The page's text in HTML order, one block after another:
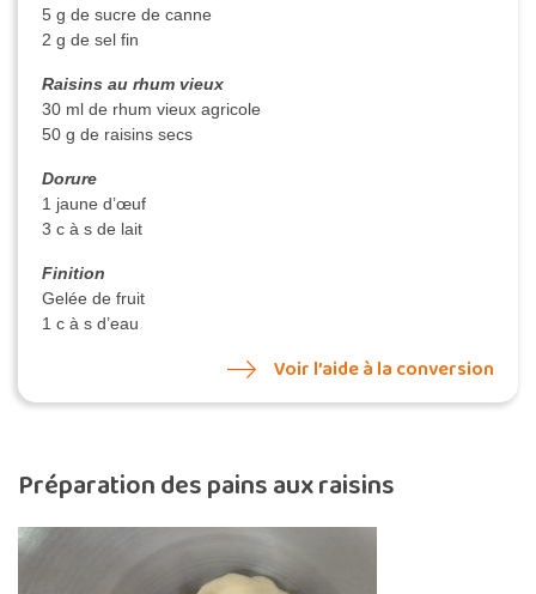
5 g de sucre de canne
2 g de sel fin
Raisins au rhum vieux
30 ml de rhum vieux agricole
50 g de raisins secs
Dorure
1 jaune d’œuf
3 c à s de lait
Finition
Gelée de fruit
1 c à s d’eau
Voir l’aide à la conversion
Préparation des pains aux raisins